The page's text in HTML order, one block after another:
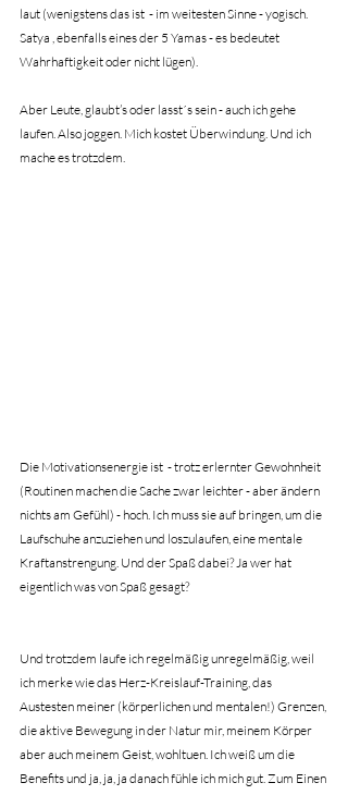
laut (wenigstens das ist  - im weitesten Sinne - yogisch.
Satya , ebenfalls eines der 5 Yamas - es bedeutet
Wahrhaftigkeit oder nicht lügen).
Aber Leute, glaubt’s oder lasst´s sein - auch ich gehe
laufen. Also joggen. Mich kostet Überwindung. Und ich
mache es trotzdem.
Die Motivationsenergie ist  - trotz erlernter Gewohnheit
(Routinen machen die Sache zwar leichter - aber ändern
nichts am Gefühl) - hoch. Ich muss sie auf bringen, um die
Laufschuhe anzuziehen und loszulaufen, eine mentale
Kraftanstrengung. Und der Spaß dabei? Ja wer hat
eigentlich was von Spaß gesagt?
Und trotzdem laufe ich regelmäßig unregelmäßig, weil
ich merke wie das Herz-Kreislauf-Training, das
Austesten meiner (körperlichen und mentalen!) Grenzen,
die aktive Bewegung in der Natur mir, meinem Körper
aber auch meinem Geist, wohltuen. Ich weiß um die
Benefits und ja, ja, ja danach fühle ich mich gut. Zum Einen